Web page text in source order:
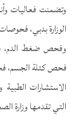
وتضمنت فعاليات
وفحص ضغط الدم،
فحص كتلة الجسم،
الاستشارات
التي تقدمها وزارة